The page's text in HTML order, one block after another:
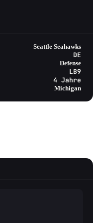
Seattle Seahawks
DE
Defense
LB9
4 Jahre
Michigan